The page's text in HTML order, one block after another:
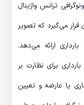
ترانس واژینال
می‌گیرد که تصویر
ارائه می‌دهد.
برای نظارت بر
یا عارضه و تعیین